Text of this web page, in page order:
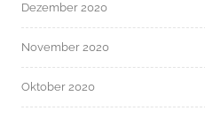
Dezember 2020
November 2020
Oktober 2020